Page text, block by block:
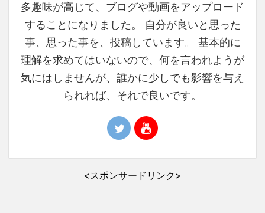
多趣味が高じて、ブログや動画をアップロード
することになりました。 自分が良いと思った
事、思った事を、投稿しています。 基本的に
理解を求めてはいないので、何を言われようが
気にはしませんが、誰かに少しでも影響を与え
られれば、それで良いです。
<スポンサードリンク>